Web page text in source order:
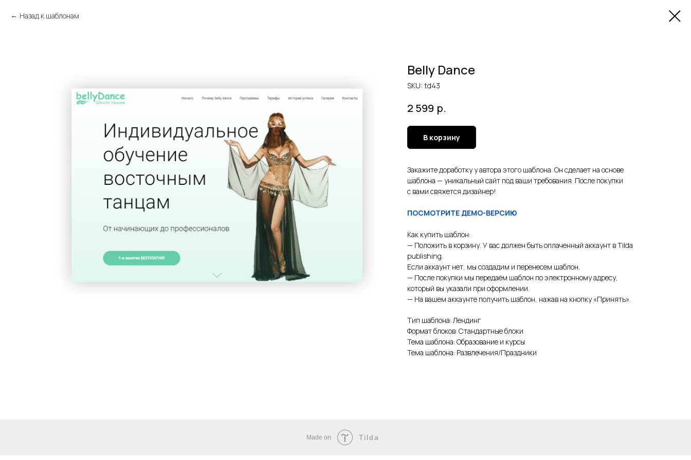
Назад к шаблонам
Belly Dance
SKU: td43
2 599 р.
В корзину
Закажите доработку у автора этого шаблона. Он сделает на основе
шаблона — уникальный сайт под ваши требования. После покупки
с вами свяжется дизайнер!
ПОСМОТРИТЕ ДЕМО-ВЕРСИЮ
Как купить шаблон:
— Положить в корзину. У вас должен быть оплаченный аккаунт в Tilda
publishing.
Если аккаунт нет, мы создадим и перенесем шаблон.
— После покупки мы передаём шаблон по электронному адресу,
который вы указали при оформлении.
— На вашем аккаунте получить шаблон, нажав на кнопку «Принять».
Тип шаблона: Лендинг
Формат блоков: Стандартные блоки
Тема шаблона: Образование и курсы
Тема шаблона: Развлечения/Праздники
Made on Tilda